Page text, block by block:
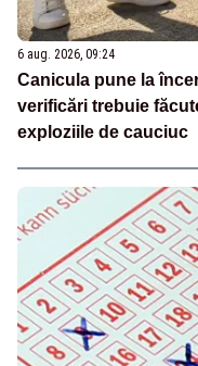
6 aug. 2026, 09:24
Canicula pune la
verificări trebuie
exploziile de cauciuc